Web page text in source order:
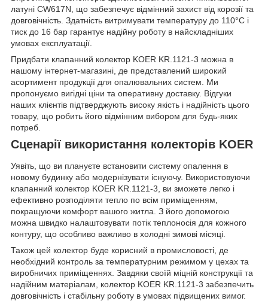
латуні CW617N, що забезпечує відмінний захист від корозії та
довговічність. Здатність витримувати температуру до 110°С і
тиск до 16 бар гарантує надійну роботу в найскладніших
умовах експлуатації.
Придбати клапанний колектор KOER KR.1121-3 можна в
нашому інтернет-магазині, де представлений широкий
асортимент продукції для опалювальних систем. Ми
пропонуємо вигідні ціни та оперативну доставку. Відгуки
наших клієнтів підтверджують високу якість і надійність цього
товару, що робить його відмінним вибором для будь-яких
потреб.
Сценарії використання колекторів KOER
Уявіть, що ви плануєте встановити систему опалення в
новому будинку або модернізувати існуючу. Використовуючи
клапанний колектор KOER KR.1121-3, ви зможете легко і
ефективно розподіляти тепло по всім приміщенням,
покращуючи комфорт вашого житла. З його допомогою
можна швидко налаштовувати потік теплоносія для кожного
контуру, що особливо важливо в холодні зимові місяці.
Також цей колектор буде корисний в промисловості, де
необхідний контроль за температурним режимом у цехах та
виробничих приміщеннях. Завдяки своїй міцній конструкції та
надійним матеріалам, колектор KOER KR.1121-3 забезпечить
довговічність і стабільну роботу в умовах підвищених вимог.